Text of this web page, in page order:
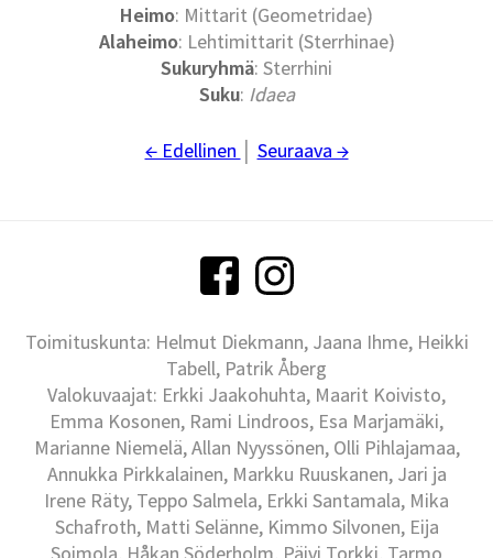
Heimo: Mittarit (Geometridae)
Alaheimo: Lehtimittarit (Sterrhinae)
Sukuryhmä: Sterrhini
Suku: Idaea
← Edellinen Seuraava →
Toimituskunta: Helmut Diekmann, Jaana Ihme, Heikki
Tabell, Patrik Åberg
Valokuvaajat: Erkki Jaakohuhta, Maarit Koivisto,
Emma Kosonen, Rami Lindroos, Esa Marjamäki,
Marianne Niemelä, Allan Nyyssönen, Olli Pihlajamaa,
Annukka Pirkkalainen, Markku Ruuskanen, Jari ja
Irene Räty, Teppo Salmela, Erkki Santamala, Mika
Schafroth, Matti Selänne, Kimmo Silvonen, Eija